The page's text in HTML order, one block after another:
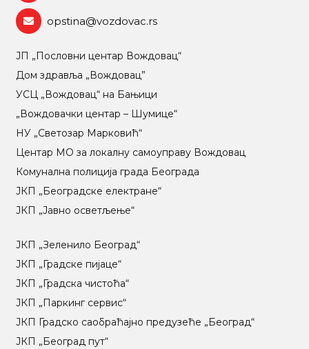
opstina@vozdovac.rs
ЈП „Пословни центар Вождовац“
Дом здравља „Вождовац”
УСЦ „Вождовац“ на Бањици
„Вождовачки центар – Шумице“
НУ „Светозар Марковић“
Центар МO за локалну самоуправу Вождовац
Комунална полиција града Београда
ЈКП „Београдске електране“
ЈКП „Јавно осветљење“
ЈКП „Зеленило Београд“
ЈКП „Градске пијаце“
ЈКП „Градска чистоћа“
ЈКП „Паркинг сервис“
ЈКП Градско саобраћајно предузеће „Београд“
ЈКП „Београд пут“